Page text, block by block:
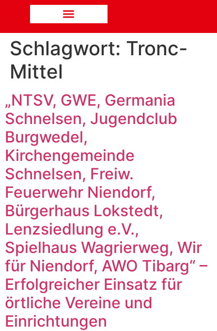
Schlagwort: Tronc-
Mittel
„NTSV, GWE, Germania
Schnelsen, Jugendclub
Burgwedel,
Kirchengemeinde
Schnelsen, Freiw.
Feuerwehr Niendorf,
Bürgerhaus Lokstedt,
Lenzsiedlung e.V.,
Spielhaus Wagrierweg, Wir
für Niendorf, AWO Tibarg“ –
Erfolgreicher Einsatz für
örtliche Vereine und
Einrichtungen